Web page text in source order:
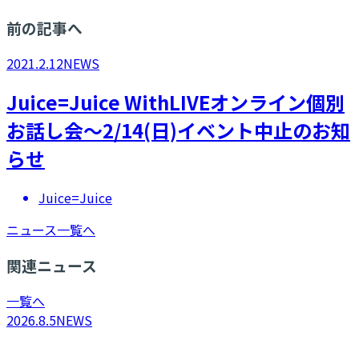
前の記事へ
2021.2.12NEWS
​Juice=Juice WithLIVEオンライン個別
お話し会～2/14(日)イベント中止のお知
らせ
Juice=Juice
ニュース一覧へ
関連ニュース
一覧へ
2026.8.5NEWS